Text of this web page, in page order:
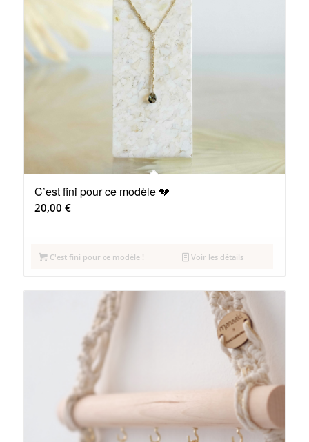
C’est fini pour ce modèle 💔
20,00 €
C'est fini pour ce modèle ! Voir les détails